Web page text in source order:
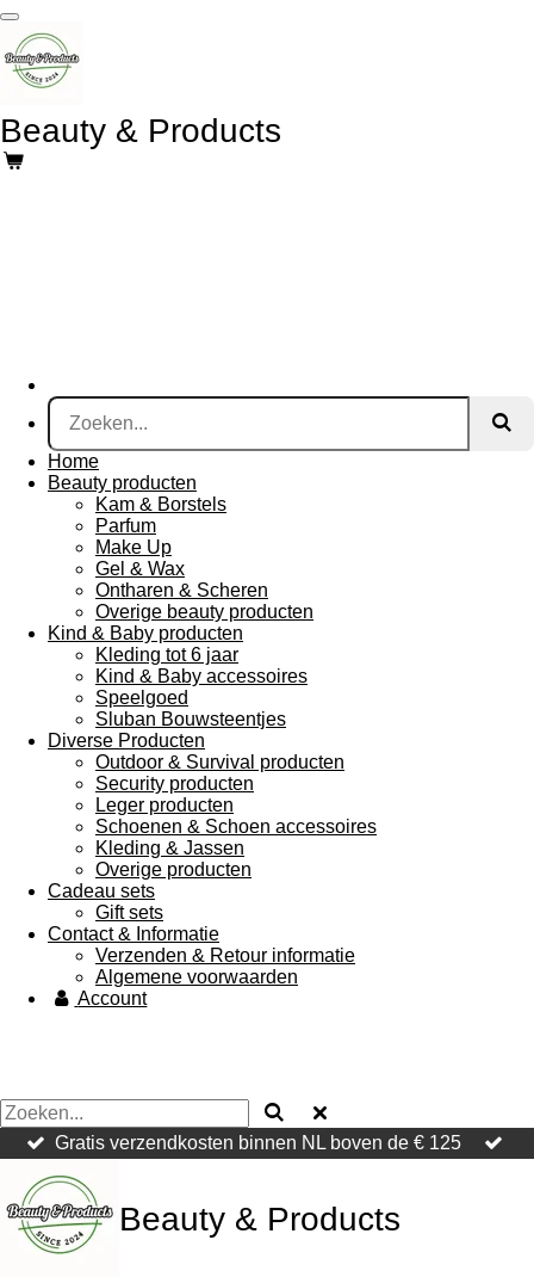
Ga
direct
naar
de
Beauty & Products
Home
Beauty producten
Kam & Borstels
Parfum
Make Up
Gel & Wax
Ontharen & Scheren
Overige beauty producten
Kind & Baby producten
Kleding tot 6 jaar
Kind & Baby accessoires
Speelgoed
Sluban Bouwsteentjes
Diverse Producten
Outdoor & Survival producten
Security producten
Leger producten
Schoenen & Schoen accessoires
Kleding & Jassen
Overige producten
Cadeau sets
Gift sets
Contact & Informatie
Verzenden & Retour informatie
Algemene voorwaarden
Account
Gratis verzendkosten binnen NL boven de € 125
Beauty & Products